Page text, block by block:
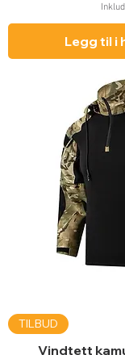
Legg til i
TILBUD
Vindtett